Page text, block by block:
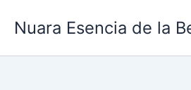
Nuara Esencia de la